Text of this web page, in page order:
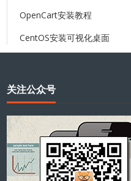
OpenCart安装教程
CentOS安装可视化桌面
关注公众号